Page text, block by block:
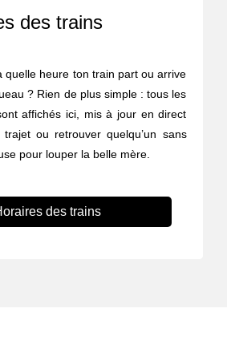
des trains
quelle heure ton train part ou arrive
? Rien de plus simple : tous les
affichés ici, mis à jour en direct
ou retrouver quelqu’un sans
pour louper la belle mère.
des trains